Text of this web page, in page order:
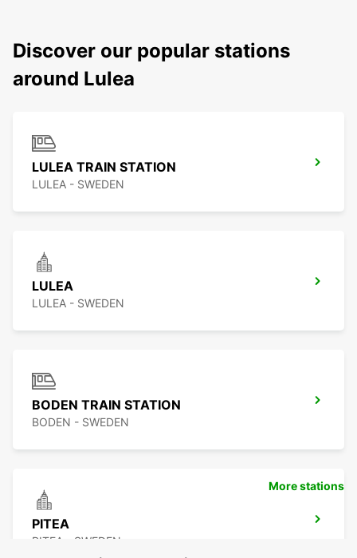
Discover our popular stations
around Lulea
LULEA TRAIN STATION
LULEA - SWEDEN
LULEA
LULEA - SWEDEN
BODEN TRAIN STATION
BODEN - SWEDEN
PITEA
PITEA - SWEDEN
More stations